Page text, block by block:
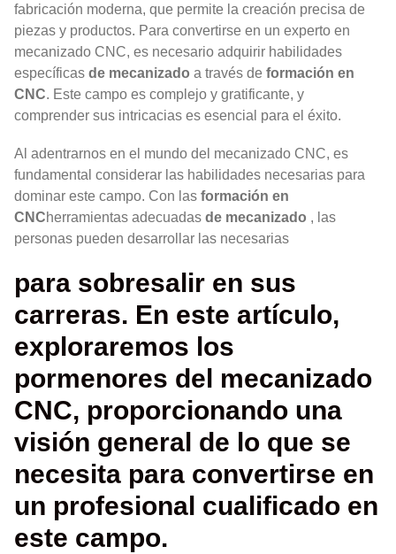
fabricación moderna, que permite la creación precisa de
piezas y productos. Para convertirse en un experto en
mecanizado CNC, es necesario adquirir habilidades
específicas de mecanizado a través de formación en
CNC. Este campo es complejo y gratificante, y
comprender sus intricacias es esencial para el éxito.
Al adentrarnos en el mundo del mecanizado CNC, es
fundamental considerar las habilidades necesarias para
dominar este campo. Con las formación en
CNCherramientas adecuadas de mecanizado , las
personas pueden desarrollar las necesarias
para sobresalir en sus
carreras. En este artículo,
exploraremos los
pormenores del mecanizado
CNC, proporcionando una
visión general de lo que se
necesita para convertirse en
un profesional cualificado en
este campo.